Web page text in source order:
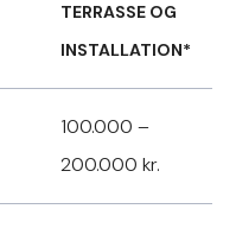
TERRASSE OG
INSTALLATION*
100.000 –
200.000 kr.